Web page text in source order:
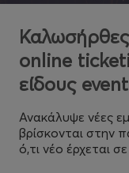
online
είδους
Ανακάλυψε νέες
βρίσκονται στην
ό,τι νέο έρχεται